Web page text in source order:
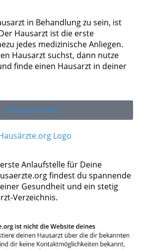
in Behandlung zu sein, ist
Hausarzt ist die erste
jedes medizinische Anliegen.
Hausarzt suchst, dann nutze
finde einen Hausarzt in deiner
Hausarzt finden
Anlaufstelle für Deine
findest du spannende
Gesundheit und ein stetig
Verzeichnis.